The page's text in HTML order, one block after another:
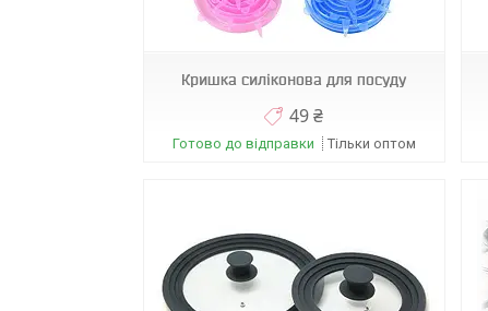
Кришка силіконова для посуду
49 ₴
Готово до відправки Тільки оптом
Н0567